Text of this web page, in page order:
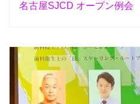
名古屋SJCD オープン例会